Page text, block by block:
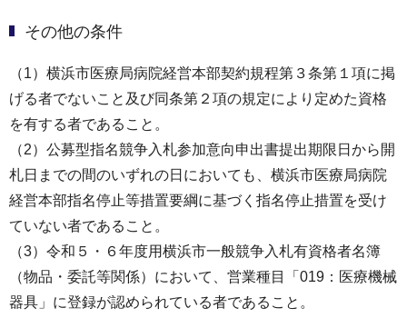
その他の条件
（1）横浜市医療局病院経営本部契約規程第３条第１項に掲
げる者でないこと及び同条第２項の規定により定めた資格
を有する者であること。
（2）公募型指名競争入札参加意向申出書提出期限日から開
札日までの間のいずれの日においても、横浜市医療局病院
経営本部指名停止等措置要綱に基づく指名停止措置を受け
ていない者であること。
（3）令和５・６年度用横浜市一般競争入札有資格者名簿
（物品・委託等関係）において、営業種目「019：医療機械
器具」に登録が認められている者であること。